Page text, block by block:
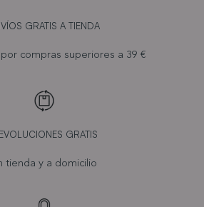
GRATIS A TIENDA
compras superiores a 39 €
GRATIS
tienda y a domicilio